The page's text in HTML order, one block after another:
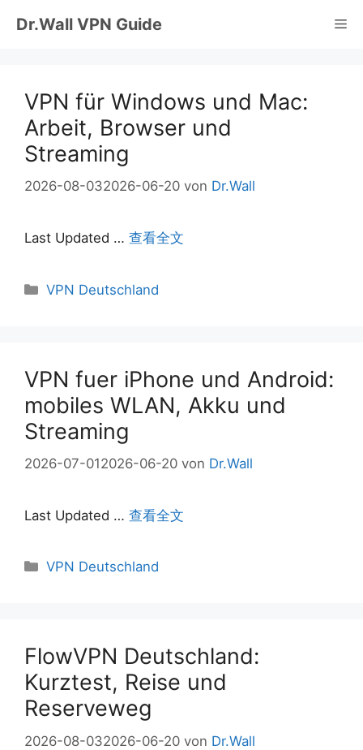
Dr.Wall VPN Guide
VPN für Windows und Mac:
Arbeit, Browser und
Streaming
2026-08-032026-06-20 von Dr.Wall
Last Updated … 查看全文
Kategorien
VPN Deutschland
VPN fuer iPhone und Android:
mobiles WLAN, Akku und
Streaming
2026-07-012026-06-20 von Dr.Wall
Last Updated … 查看全文
Kategorien
VPN Deutschland
FlowVPN Deutschland:
Kurztest, Reise und
Reserveweg
2026-08-032026-06-20 von Dr.Wall